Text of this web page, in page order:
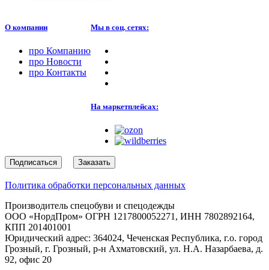
О компании
про Компанию
про Новости
про Контакты
Мы в соц. сетях:
На маркетплейсах:
Подписаться Заказать
Политика обработки персональных данных
Производитель спецобуви и спецодежды
ООО «НордПром» ОГРН 1217800052271, ИНН 7802892164,
КПП 201401001
Юридический адрес: 364024, Чеченская Республика, г.о. город
Грозный, г. Грозный, р-н Ахматовский, ул. Н.А. Назарбаева, д.
92, офис 20